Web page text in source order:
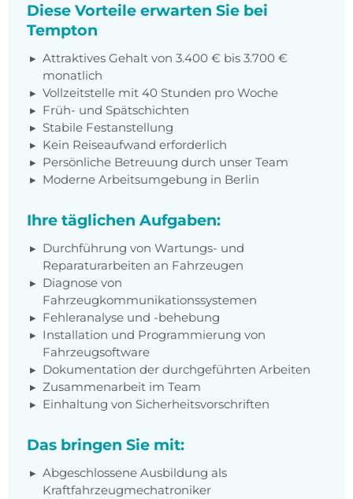
Diese Vorteile erwarten Sie bei
Tempton
Attraktives Gehalt von 3.400 € bis 3.700 €
monatlich
Vollzeitstelle mit 40 Stunden pro Woche
Früh- und Spätschichten
Stabile Festanstellung
Kein Reiseaufwand erforderlich
Persönliche Betreuung durch unser Team
Moderne Arbeitsumgebung in Berlin
Ihre täglichen Aufgaben:
Durchführung von Wartungs- und
Reparaturarbeiten an Fahrzeugen
Diagnose von
Fahrzeugkommunikationssystemen
Fehleranalyse und -behebung
Installation und Programmierung von
Fahrzeugsoftware
Dokumentation der durchgeführten Arbeiten
Zusammenarbeit im Team
Einhaltung von Sicherheitsvorschriften
Das bringen Sie mit:
Abgeschlossene Ausbildung als
Kraftfahrzeugmechatroniker